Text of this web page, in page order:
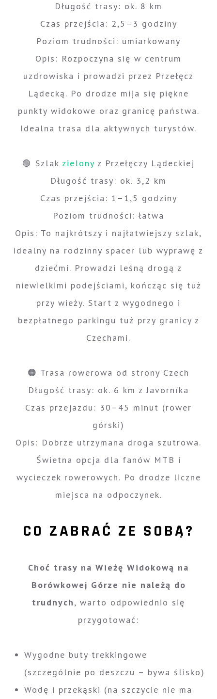
Długość trasy: ok. 8 km
Czas przejścia: 2,5–3 godziny
Poziom trudności: umiarkowany
Opis: Rozpoczyna się w centrum
uzdrowiska i prowadzi przez Przełęcz
Lądecką. Po drodze mija się piękne
punkty widokowe oraz granicę państwa.
Idealna trasa dla aktywnych turystów.
🟢 Szlak zielony z Przełęczy Lądeckiej
Długość trasy: ok. 3,2 km
Czas przejścia: 1–1,5 godziny
Poziom trudności: łatwa
Opis: To najkrótszy i najłatwiejszy szlak,
idealny na rodzinny spacer lub wyprawę z
dziećmi. Prowadzi leśną drogą z
niewielkimi podejściami, kończąc się tuż
przy wieży. Start z wygodnego i
bezpłatnego parkingu tuż przy granicy z
Czechami.
🟠 Trasa rowerowa od strony Czech
Długość trasy: ok. 6 km z Javorníka
Czas przejazdu: 30–45 minut (rower
górski)
Opis: Dobrze utrzymana droga szutrowa.
Świetna opcja dla fanów MTB i
wycieczek rowerowych. Po drodze liczne
miejsca na odpoczynek.
CO ZABRAĆ ZE SOBĄ?
Choć trasy na Wieżę Widokową na
Borówkowej Górze nie należą do
trudnych, warto odpowiednio się
przygotować:
Wygodne buty trekkingowe
(szczególnie po deszczu – bywa ślisko)
Wodę i przekąski (na szczycie nie ma